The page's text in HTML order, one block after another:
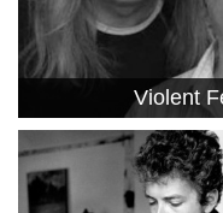
Violent